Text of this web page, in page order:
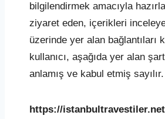
bilgilendirmek amacıyla
ziyaret eden, içerikleri
üzerinde yer alan bağlantıları
kullanıcı, aşağıda yer alan
anlamış ve kabul etmiş sayılır.
https://